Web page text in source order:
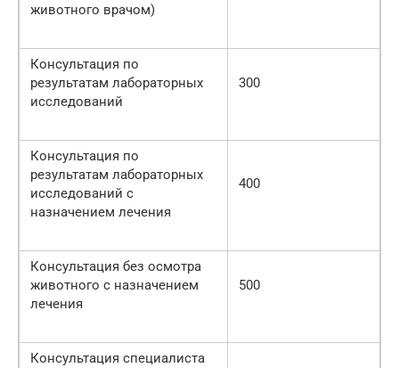
животного врачом)
Консультация по
результатам лабораторных
исследований
300
Консультация по
результатам лабораторных
исследований с
назначением лечения
400
Консультация без осмотра
животного с назначением
лечения
500
Консультация специалиста